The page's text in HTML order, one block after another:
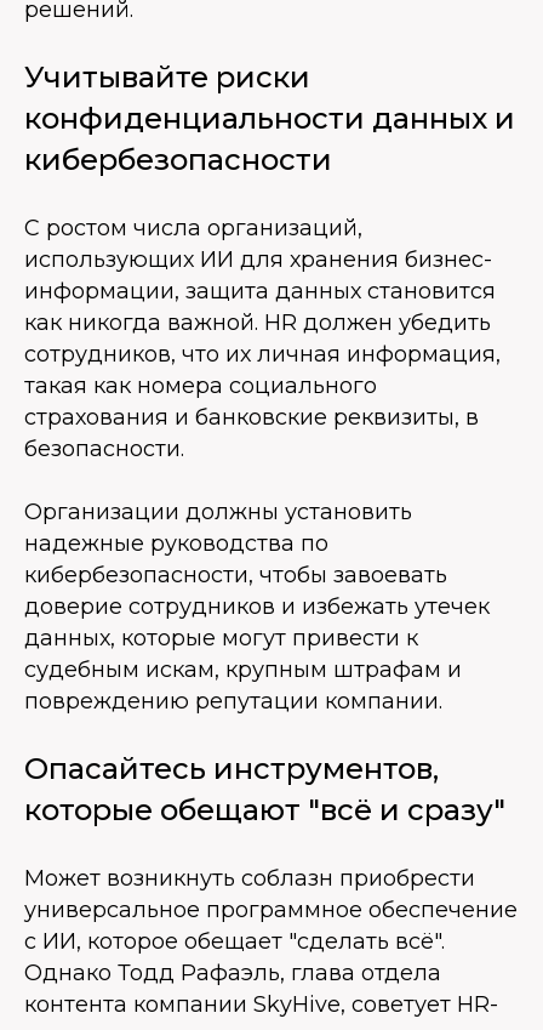
решений.
Учитывайте риски
конфиденциальности данных и
кибербезопасности
С ростом числа организаций,
использующих ИИ для хранения бизнес-
информации, защита данных становится
как никогда важной. HR должен убедить
сотрудников, что их личная информация,
такая как номера социального
страхования и банковские реквизиты, в
безопасности.
Организации должны установить
надежные руководства по
кибербезопасности, чтобы завоевать
доверие сотрудников и избежать утечек
данных, которые могут привести к
судебным искам, крупным штрафам и
повреждению репутации компании.
Опасайтесь инструментов,
которые обещают "всё и сразу"
Может возникнуть соблазн приобрести
универсальное программное обеспечение
с ИИ, которое обещает "сделать всё".
Однако Тодд Рафаэль, глава отдела
контента компании SkyHive, советует HR-